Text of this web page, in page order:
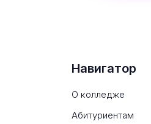
Навигатор
О колледже
Абитуриентам